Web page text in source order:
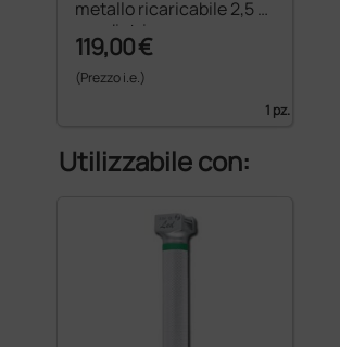
metallo ricaricabile 2,5 V
- pediatrico
119,00 €
(Prezzo i.e.)
1 pz.
Utilizzabile con: